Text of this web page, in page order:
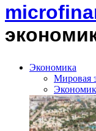
Экономика
Мировая